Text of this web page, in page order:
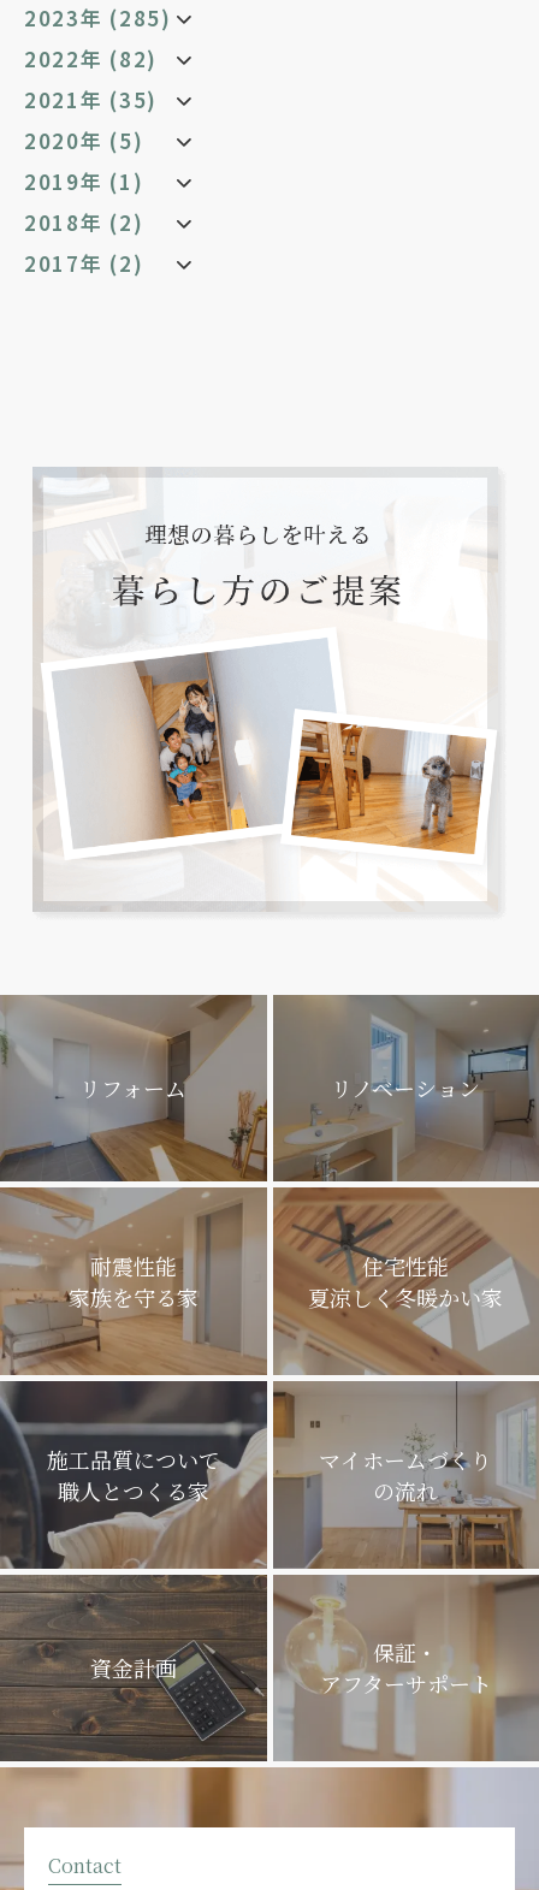
2023年 (285)
2022年 (82)
2021年 (35)
2020年 (5)
2019年 (1)
2018年 (2)
2017年 (2)
リフォーム リノベーション
耐震性能
家族を守る家
住宅性能
夏涼しく冬暖かい家
施工品質について
職人とつくる家
マイホームづくり
の流れ
資金計画
保証・
アフターサポート
Contact